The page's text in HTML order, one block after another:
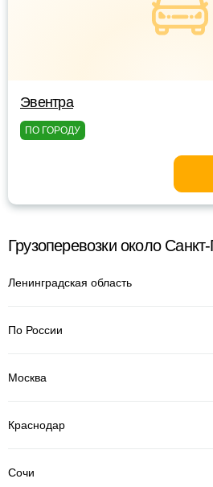
Эвентра
ПО ГОРОДУ
Грузоперевозки около
Ленинградская область
По России
Москва
Краснодар
Сочи